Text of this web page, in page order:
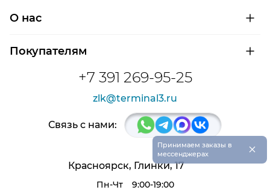
+7 391 269-95-25
zlk@terminal3.ru
О нас
Сертификаты на продукцию
Покупателям
Доставка и оплата
Расшифровка маркировки подшипников
Связь с нами:
Красноярск, Глинки, 17
Пн-Чт 9:00-19:00
Принимаем заказы в
мессенджерах
×